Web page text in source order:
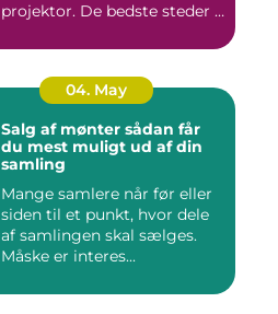
projektor. De bedste steder i
04. May
Salg af mønter sådan får
du mest muligt ud af din
samling
Mange samlere når før eller
siden til et punkt, hvor dele
af samlingen skal sælges.
Måske er interes...